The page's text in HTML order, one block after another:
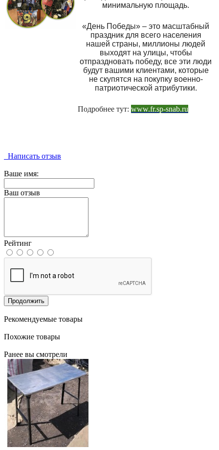
минимальную площадь.
«День Победы» – это масштабный
праздник для всего населения
нашей страны, миллионы людей
выходят на улицы, чтобы
отпраздновать победу, все эти люди
будут вашими клиентами, которые
не скупятся на покупку военно-
патриотической атрибутики.
Подробнее тут: www.fr.sp-snab.ru
Написать отзыв
Ваше имя:
Ваш отзыв
Рейтинг
Продолжить
Рекомендуемые товары
Похожие товары
Ранее вы смотрели